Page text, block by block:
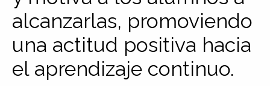
alcanzarlas, promoviendo
una actitud positiva hacia
el aprendizaje continuo.